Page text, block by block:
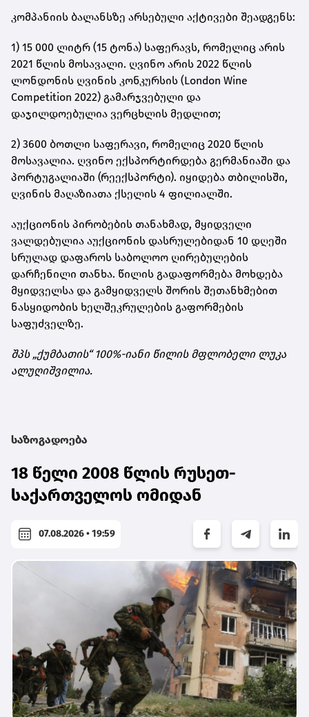
კომპანიის ბალანსზე არსებული აქტივები შეადგენს:
1) 15 000 ლიტრ (15 ტონა) საფერავს, რომელიც არის
2021 წლის მოსავალი. ღვინო არის 2022 წლის
ლონდონის ღვინის კონკურსის (London Wine
Competition 2022) გამარჯვებული და
დაჯილდოებულია ვერცხლის მედლით;
2) 3600 ბოთლი საფერავი, რომელიც 2020 წლის
მოსავალია. ღვინო ექსპორტირდება გერმანიაში და
პორტუგალიაში (რეექსპორტი). იყიდება თბილისში,
ღვინის მაღაზიათა ქსელის 4 ფილიალში.
აუქციონის პირობების თანახმად, მყიდველი
ვალდებულია აუქციონის დასრულებიდან 10 დღეში
სრულად დაფაროს საბოლოო ღირებულების
დარჩენილი თანხა. წილის გადაფორმება მოხდება
მყიდველსა და გამყიდველს შორის შეთანხმებით
ნასყიდობის ხელშეკრულების გაფორმების
საფუძველზე.
შპს „ქუმბათის“ 100%-იანი წილის მფლობელი ლუკა
ალუღიშვილია.
საზოგადოება
18 წელი 2008 წლის რუსეთ-
საქართველოს ომიდან
07.08.2026 • 19:59